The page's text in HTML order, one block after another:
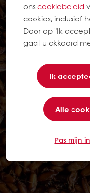
onscookiebeleid
cookies, inclusief
Door op "Ik
gaat u akkoord
Ik
Alle
Pas mijn